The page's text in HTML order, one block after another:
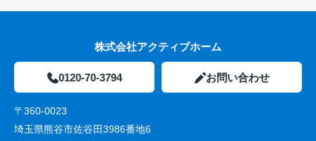
株式会社アクティブホーム
0120-70-3794 お問い合わせ
〒360-0023
埼玉県熊谷市佐谷田3986番地6